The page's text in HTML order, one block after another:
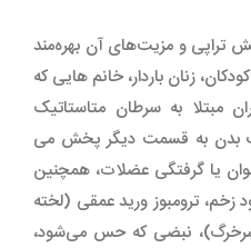
تراپی و مزیت‌های آن بهره‌مند
زنان باردار، خانم هایی که
مبتلا به سرطان متاستاتیک
بدن به قسمت دیگر پخش می
یا گرفتگی عضلات، همچنین
ترومبوز ورید عمقی (لخته
نبضی که حس می‌شود،